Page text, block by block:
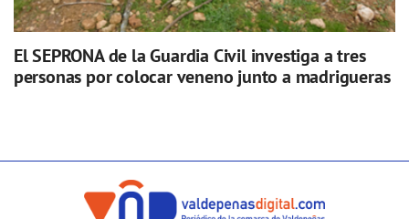
El SEPRONA de la Guardia Civil investiga a tres
personas por colocar veneno junto a madrigueras